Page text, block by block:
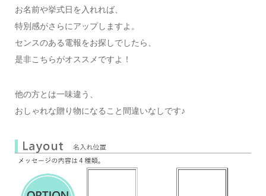
お名前や挙式日を入れれば、
特別感がさらにアップしますよ。
センスのある電報をお探しでしたら、
是非こちらがオススメですよ！
他の方とは一味違う、
おしゃれな贈り物になること間違いなしです♪